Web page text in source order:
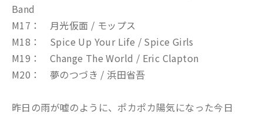
Band
M17： 月光仮面 / モップス
M18： Spice Up Your Life / Spice Girls
M19： Change The World / Eric Clapton
M20： 夢のつづき / 浜田省吾
昨日の雨が嘘のように、ポカポカ陽気になった今日